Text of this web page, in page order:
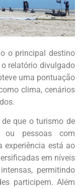
o principal destino
relatório divulgado
uma pontuação
clima, cenários
que o turismo de
ou pessoas com
experiência está ao
em níveis
permitindo
participem. Além